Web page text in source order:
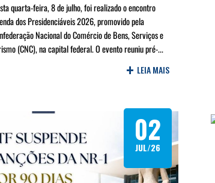
quarta-feira, 8 de julho, foi realizado o encontro
dos Presidenciáveis 2026, promovido pela
Nacional do Comércio de Bens, Serviços e
(CNC), na capital federal. O evento reuniu pré-...
+ LEIA MAIS
02
JUL/26